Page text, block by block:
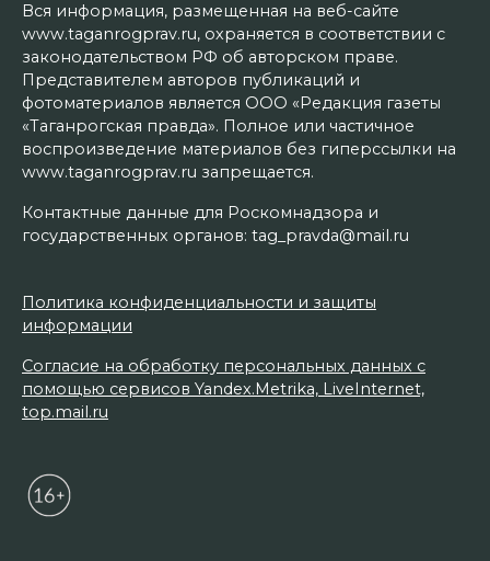
Вся информация, размещенная на веб-сайте
www.taganrogprav.ru, охраняется в соответствии с
законодательством РФ об авторском праве.
Представителем авторов публикаций и
фотоматериалов является ООО «Редакция газеты
«Таганрогская правда». Полное или частичное
воспроизведение материалов без гиперссылки на
www.taganrogprav.ru запрещается.
Контактные данные для Роскомнадзора и
государственных органов: tag_pravda@mail.ru
Политика конфиденциальности и защиты
информации
Согласие на обработку персональных данных с
помощью сервисов Yandex.Metrika, LiveInternet,
top.mail.ru